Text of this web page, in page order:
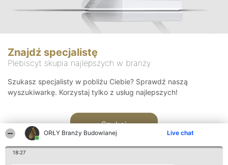
ORŁY Branży Budowlanej Live chat
18:27
Znajdź specjalistę
Plebiscyt skupia najlepszych w branży
Szukasz specjalisty w pobliżu Ciebie? Sprawdź naszą
wyszukiwarkę. Korzystaj tylko z usług najlepszych!
Szukaj